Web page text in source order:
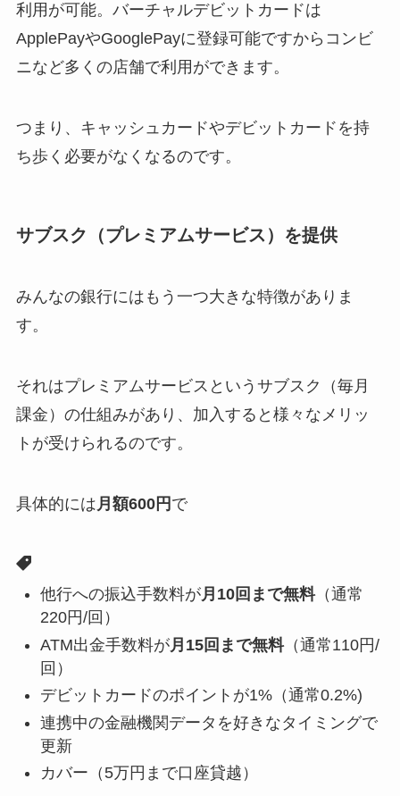
利用が可能。バーチャルデビットカードは
ApplePayやGooglePayに登録可能ですからコンビ
ニなど多くの店舗で利用ができます。
つまり、キャッシュカードやデビットカードを持
ち歩く必要がなくなるのです。
サブスク（プレミアムサービス）を提供
みんなの銀行にはもう一つ大きな特徴がありま
す。
それはプレミアムサービスというサブスク（毎月
課金）の仕組みがあり、加入すると様々なメリッ
トが受けられるのです。
具体的には月額600円 で
他行への振込手数料が月10回まで無料（通常
220円/回）
ATM出金手数料が月15回まで無料（通常110円/
回）
デビットカードのポイントが1%（通常0.2%)
連携中の金融機関データを好きなタイミングで
更新
カバー（5万円まで口座貸越）